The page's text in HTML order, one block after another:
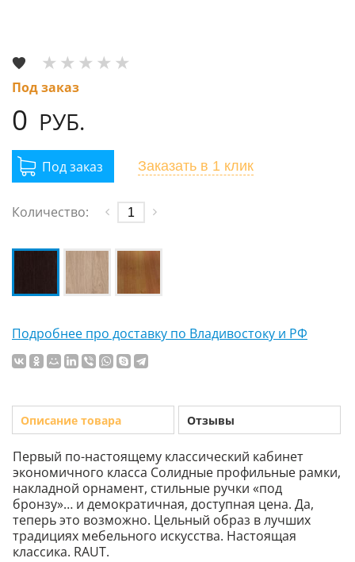
Под заказ
0 РУБ.
Заказать в 1 клик
Количество:
Подробнее про доставку по Владивостоку и РФ
Описание товара Отзывы
Первый по-настоящему классический кабинет
экономичного класса Солидные профильные рамки,
накладной орнамент, стильные ручки «под
бронзу»… и демократичная, доступная цена. Да,
теперь это возможно. Цельный образ в лучших
традициях мебельного искусства. Настоящая
классика. RAUT.